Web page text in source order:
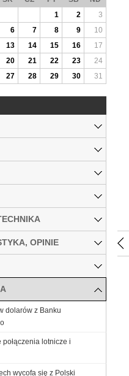
1
2
3
6 7 8 9
10
13 14 15 16
17
20 21 22 23
24
27 28 29 30 31
OPINIE
dolarów z Banku
połączenia lotnicze i
wycofa się z Polski